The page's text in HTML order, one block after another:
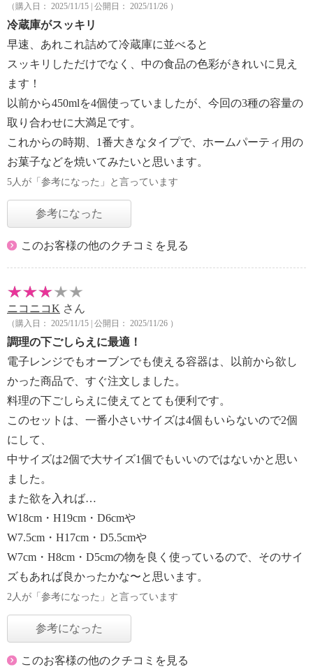
（購入日： 2025/11/15 | 公開日： 2025/11/26 ）
冷蔵庫がスッキリ
早速、あれこれ詰めて冷蔵庫に並べると
スッキリしただけでなく、中の食品の色彩がきれいに見え
ます！
以前から450mlを4個使っていましたが、今回の3種の容量の
取り合わせに大満足です。
これからの時期、1番大きなタイプで、ホームパーティ用の
お菓子などを焼いてみたいと思います。
5人が「参考になった」と言っています
参考になった
このお客様の他のクチコミを見る
ニコニコK さん
（購入日： 2025/11/15 | 公開日： 2025/11/26 ）
調理の下ごしらえに最適！
電子レンジでもオーブンでも使える容器は、以前から欲し
かった商品で、すぐ注文しました。
料理の下ごしらえに使えてとても便利です。
このセットは、一番小さいサイズは4個もいらないので2個
にして、
中サイズは2個で大サイズ1個でもいいのではないかと思い
ました。
また欲を入れば…
W18cm・H19cm・D6cmや
W7.5cm・H17cm・D5.5cmや
W7cm・H8cm・D5cmの物を良く使っているので、そのサイ
ズもあれば良かったかな〜と思います。
2人が「参考になった」と言っています
参考になった
このお客様の他のクチコミを見る